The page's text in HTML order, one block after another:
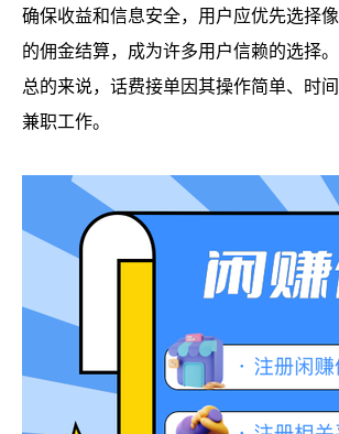
确保收益和信息安全，用户应优先选择
的佣金结算，成为许多用户信赖的选择。
总的来说，话费接单因其操作简单、时
兼职工作。